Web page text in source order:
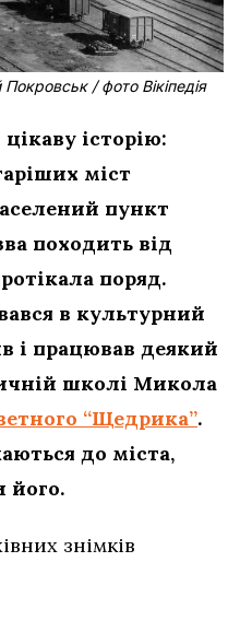
/ фото Вікіпедія
історію:
міст
пункт
походить від
поряд.
в культурний
і працював деякий
школі Микола
“Щедрика”.
до міста,
його.
знімків